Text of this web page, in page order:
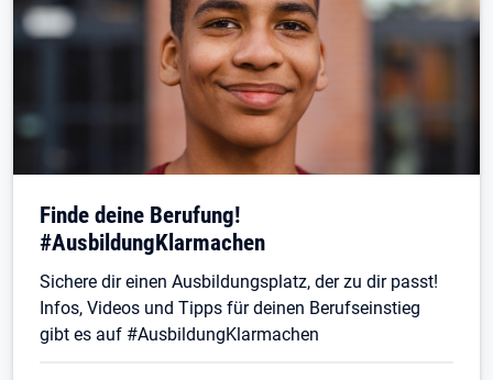
Finde deine Berufung!
#AusbildungKlarmachen
Sichere dir einen Ausbildungsplatz, der zu dir passt!
Infos, Videos und Tipps für deinen Berufseinstieg
gibt es auf #AusbildungKlarmachen